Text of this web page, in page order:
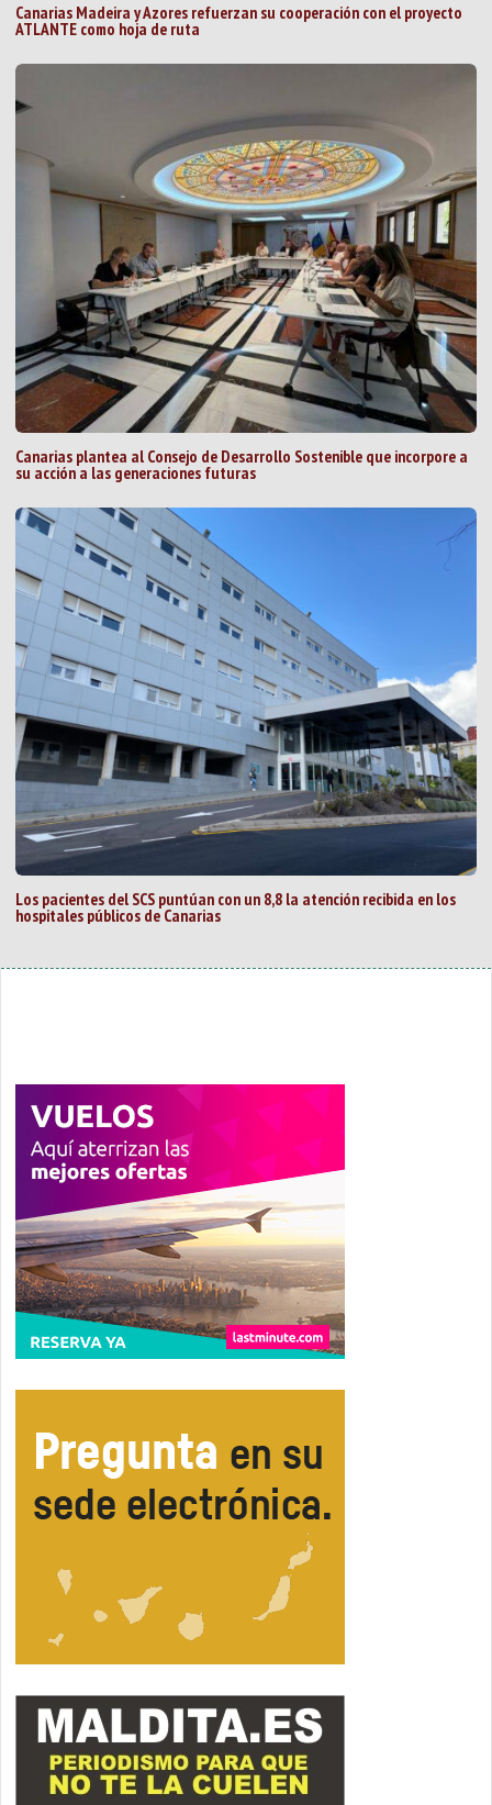
Canarias Madeira y Azores refuerzan su cooperación con el proyecto
ATLANTE como hoja de ruta
Canarias plantea al Consejo de Desarrollo Sostenible que incorpore a
su acción a las generaciones futuras
Los pacientes del SCS puntúan con un 8,8 la atención recibida en los
hospitales públicos de Canarias